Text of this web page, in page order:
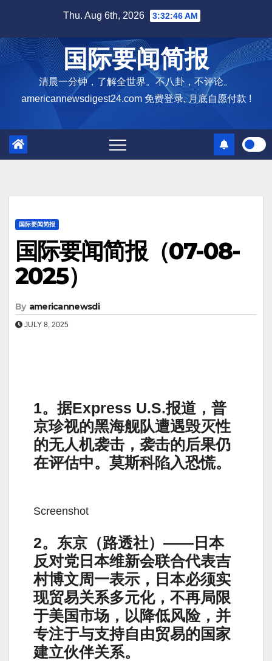
content
Thu. Aug 6th, 2026 3:32:48 AM
国际要闻简报
清晨一分钟，了解全世界。不八卦，不评论。
americannewsdigest24.com 免费登录, 月底自愿付款 !
国际要闻简报
国际要闻简报（07-08-
2025）
By americannewsdi
JULY 8, 2025
1。据Express U.S.报道，普
京珍视的黑海舰队遭遇毁灭性
的无人机袭击，袭击的后果仍
在评估中。莫斯科陷入恐慌。
Screenshot
2。东京（路透社）——日本
反对党日本维新会联合代表吉
村博文周一表示，日本必须实
现贸易关系多元化，不再局限
于美国市场，以降低风险，并
专注于与支持自由贸易的国家
建立伙伴关系。